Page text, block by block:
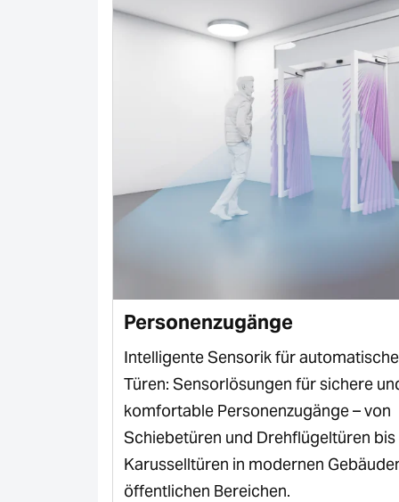
Personenzugänge
Intelligente Sensorik für automatische
Türen: Sensorlösungen für sichere
komfortable Personenzugänge – von
Schiebetüren und Drehflügeltüren bis
Karusselltüren in modernen
öffentlichen Bereichen.